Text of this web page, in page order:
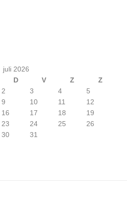
juli 2026
D V Z
Z
2 3 4
5
9 10 11
12
16 17 18
19
23 24 25
26
30 31